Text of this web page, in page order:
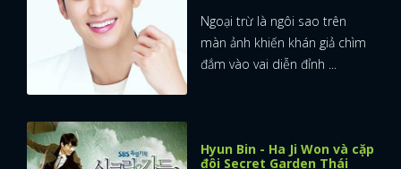
Ngoại trừ là ngôi sao trên
màn ảnh khiến khán giả chìm
đắm vào vai diễn đỉnh ...
Hyun Bin - Ha Ji Won và cặp
đôi Secret Garden Thái